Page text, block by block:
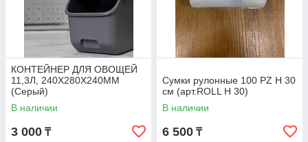
КОНТЕЙНЕР ДЛЯ ОВОЩЕЙ
11,3Л, 240Х280Х240ММ
(Серый)
В наличии
3 000 ₸
Сумки рулонные 100 PZ H 30
см (арт.ROLL H 30)
В наличии
6 500 ₸